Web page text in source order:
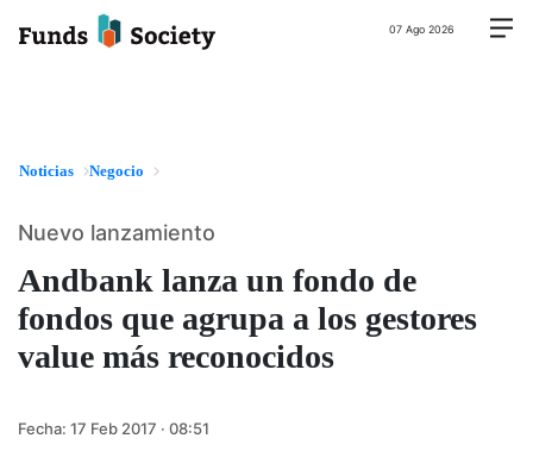
07 Ago 2026
Noticias Negocio
Andbank lanza un fondo de
fondos que agrupa a los gestores
value más reconocidos
Nuevo lanzamiento
Fecha: 17 Feb 2017 · 08:51